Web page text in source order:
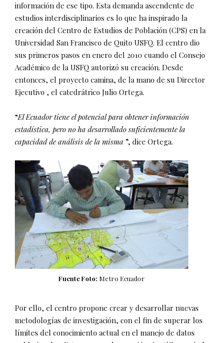
información de ese tipo. Esta demanda ascendente de
estudios interdisciplinarios es lo que ha inspirado la
creación del Centro de Estudios de Población (CPS) en la
Universidad San Francisco de Quito USFQ. El centro dio
sus primeros pasos en enero del 2010 cuando el Consejo
Académico de la USFQ autorizó su creación. Desde
entonces, el proyecto camina, de la mano de su Director
Ejecutivo , el catedrátrico Julio Ortega.
“El Ecuador tiene el potencial para obtener información
estadística, pero no ha desarrollado suficientemente la
capacidad de análisis de la misma ”, dice Ortega.
Fuente Foto: Metro Ecuador
Por ello, el centro propone crear y desarrollar nuevas
metodologías de investigación, con el fin de superar los
límites del conocimiento actual en el manejo de datos